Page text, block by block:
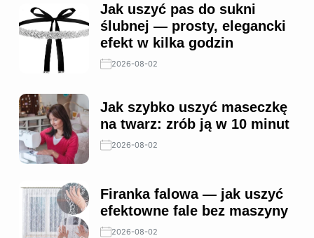
Jak uszyć pas do sukni
ślubnej — prosty, elegancki
efekt w kilka godzin
2026-08-02
Jak szybko uszyć maseczkę
na twarz: zrób ją w 10 minut
2026-08-02
Firanka falowa — jak uszyć
efektowne fale bez maszyny
2026-08-02